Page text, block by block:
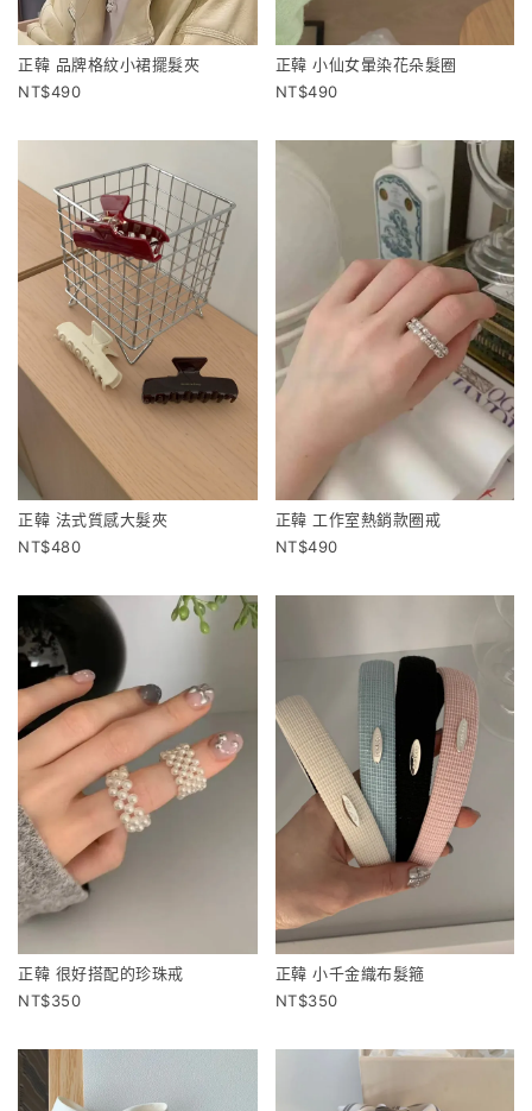
正韓 品牌格紋小裙擺髮夾
490
正韓 小仙女暈染花朵髮圈
490
正韓 法式質感大髮夾
480
正韓 工作室熱銷款圈戒
490
正韓 很好搭配的珍珠戒
350
正韓 小千金織布髮箍
350